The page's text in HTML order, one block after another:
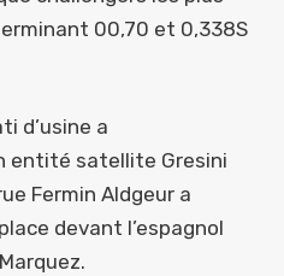
00,70 et 0,338S
d’usine a
entité satellite Gresini
Fermin Aldgeur a
devant l’espagnol